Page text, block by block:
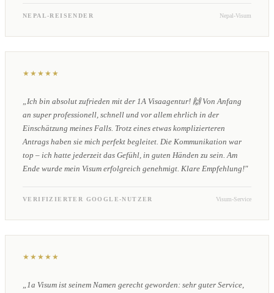
NEPAL-REISENDER Nepal-Visum
★★★★★
„Ich bin absolut zufrieden mit der 1A Visaagentur! 🙌 Von Anfang
an super professionell, schnell und vor allem ehrlich in der
Einschätzung meines Falls. Trotz eines etwas komplizierteren
Antrags haben sie mich perfekt begleitet. Die Kommunikation war
top – ich hatte jederzeit das Gefühl, in guten Händen zu sein. Am
Ende wurde mein Visum erfolgreich genehmigt. Klare Empfehlung!"
VERIFIZIERTER GOOGLE-NUTZER Visum-Service
★★★★★
„1a Visum ist seinem Namen gerecht geworden: sehr guter Service,